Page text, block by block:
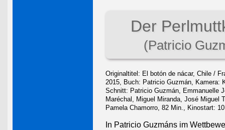
Der
(Patricio
Originaltitel: El botón de nácar, Chile /
2015, Buch: Patricio Guzmán, Kamera:
Schnitt: Patricio Guzmán, Emmanuelle
Maréchal, Miguel Miranda, José Miguel
Pamela Chamorro, 82 Min., Kinostart:
In Patricio Guzmáns im